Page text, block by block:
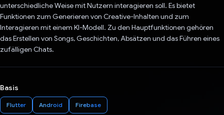
unterschiedliche Weise mit Nutzern interagieren soll. Es bietet
Funktionen zum Generieren von Creative-Inhalten und zum
Interagieren mit einem KI-Modell. Zu den Hauptfunktionen gehören
das Erstellen von Songs, Geschichten, Absätzen und das Führen eines
zufälligen Chats.
Basis
Flutter Android Firebase